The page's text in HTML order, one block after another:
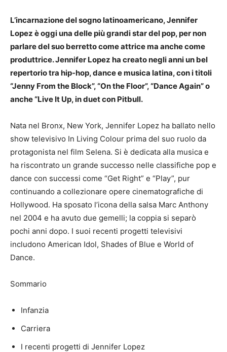
L’incarnazione del sogno latinoamericano, Jennifer
Lopez è oggi una delle più grandi star del pop, per non
parlare del suo berretto come attrice ma anche come
produttrice.Jennifer Lopez ha creato negli anni un bel
repertorio tra hip-hop, dance e musica latina, con i titoli
“Jenny From the Block”, “On the Floor”, “Dance Again” o
anche “Live It Up, in duet con Pitbull.
Nata nel Bronx, New York, Jennifer Lopez ha ballato nello
show televisivo In Living Colour prima del suo ruolo da
protagonista nel film Selena. Si è dedicata alla musica e
ha riscontrato un grande successo nelle classifiche pop e
dance con successi come “Get Right” e “Play”, pur
continuando a collezionare opere cinematografiche di
Hollywood. Ha sposato l’icona della salsa Marc Anthony
nel 2004 e ha avuto due gemelli; la coppia si separò
pochi anni dopo. I suoi recenti progetti televisivi
includono American Idol, Shades of Blue e World of
Dance.
Sommario
Infanzia
Carriera
I recenti progetti di Jennifer Lopez